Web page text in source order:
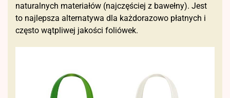
naturalnych materiałów (najczęściej z bawełny). Jest
to najlepsza alternatywa dla każdorazowo płatnych i
często wątpliwej jakości foliówek.